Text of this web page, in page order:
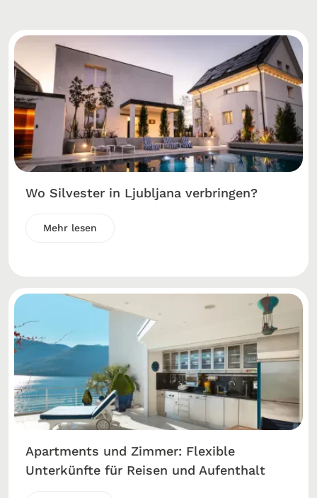
Wo Silvester in Ljubljana verbringen?
Mehr lesen
Apartments und Zimmer: Flexible
Unterkünfte für Reisen und Aufenthalt